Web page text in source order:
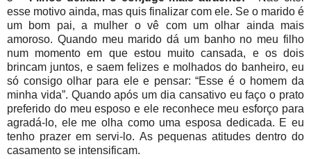
esse motivo ainda, mas quis finalizar com ele. Se o marido é
um bom pai, a mulher o vê com um olhar ainda mais
amoroso. Quando meu marido dá um banho no meu filho
num momento em que estou muito cansada, e os dois
brincam juntos, e saem felizes e molhados do banheiro, eu
só consigo olhar para ele e pensar: “Esse é o homem da
minha vida”. Quando após um dia cansativo eu faço o prato
preferido do meu esposo e ele reconhece meu esforço para
agradá-lo, ele me olha como uma esposa dedicada. E eu
tenho prazer em servi-lo. As pequenas atitudes dentro do
casamento se intensificam.